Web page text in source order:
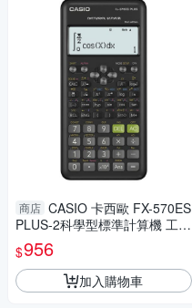
商店 CASIO 卡西歐 FX-570ES
PLUS-2科學型標準計算機 工程
用
$956
加入購物車